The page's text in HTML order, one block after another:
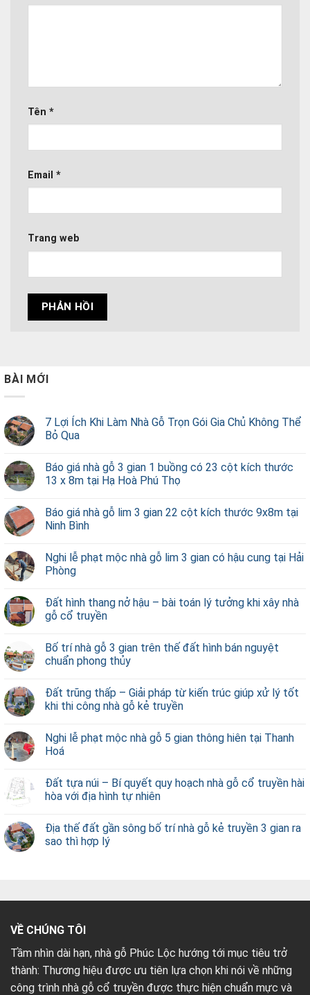
Tên *
Email *
Trang web
BÀI MỚI
7 Lợi Ích Khi Làm Nhà Gỗ Trọn Gói Gia Chủ Không Thể
Bỏ Qua
Báo giá nhà gỗ 3 gian 1 buồng có 23 cột kích thước
13 x 8m tại Hạ Hoà Phú Thọ
Báo giá nhà gỗ lim 3 gian 22 cột kích thước 9x8m tại
Ninh Bình
Nghi lễ phạt mộc nhà gỗ lim 3 gian có hậu cung tại Hải
Phòng
Đất hình thang nở hậu – bài toán lý tưởng khi xây nhà
gỗ cổ truyền
Bố trí nhà gỗ 3 gian trên thế đất hình bán nguyệt
chuẩn phong thủy
Đất trũng thấp – Giải pháp từ kiến trúc giúp xử lý tốt
khi thi công nhà gỗ kẻ truyền
Nghi lễ phạt mộc nhà gỗ 5 gian thông hiên tại Thanh
Hoá
Đất tựa núi – Bí quyết quy hoạch nhà gỗ cổ truyền hài
hòa với địa hình tự nhiên
Địa thế đất gần sông bố trí nhà gỗ kẻ truyền 3 gian ra
sao thì hợp lý
VỀ CHÚNG TÔI
Tầm nhìn dài hạn, nhà gỗ Phúc Lộc hướng tới mục tiêu trở
thành: Thương hiệu được ưu tiên lựa chọn khi nói về những
công trình nhà gỗ cổ truyền được thực hiện chuẩn mực và